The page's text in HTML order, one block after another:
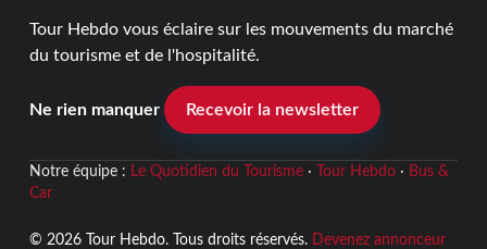
Tour Hebdo vous éclaire sur les mouvements du marché
du tourisme et de l'hospitalité.
Ne rien manquer Recevoir la newsletter
Notre équipe : Le Quotidien du Tourisme· Tour Hebdo· Bus &
Car
© 2026 Tour Hebdo. Tous droits réservés. Devenez annonceur